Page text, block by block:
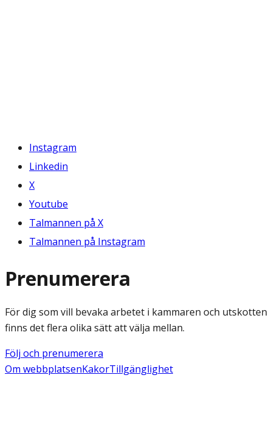
Instagram
Linkedin
X
Youtube
Talmannen på X
Talmannen på Instagram
Prenumerera
För dig som vill bevaka arbetet i kammaren och utskotten
finns det flera olika sätt att välja mellan.
Följ och prenumerera
Om webbplatsenKakorTillgänglighet